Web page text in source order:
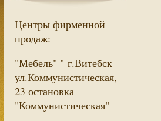
Центры фирменной
продаж:
"Мебель" " г.Витебск
ул.Коммунистическая,
23 остановка
"Коммунистическая"